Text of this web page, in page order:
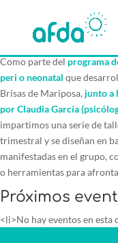
Como parte del programa
peri o neonatal que
Brisas de Mariposa, junto a
por Claudia García
impartimos una serie de
trimestral y se diseñan en
manifestadas en el grupo,
o herramientas para
Próximos
<li>No hay eventos en esta